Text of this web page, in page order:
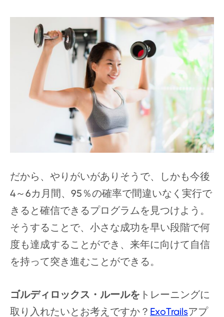
だから、やりがいがありそうで、しかも今後
4～6カ月間、95％の確率で間違いなく実行で
きると確信できるプログラムを見つけよう。
そうすることで、小さな成功を早い段階で何
度も達成することができ、来年に向けて自信
を持って突き進むことができる。
ゴルディロックス・ルールを トレーニングに
取り入れたいとお考えですか？ ExoTrailsアプ